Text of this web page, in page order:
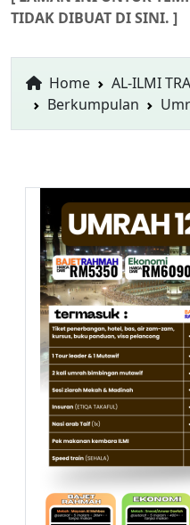
TIDAK DIBUAT DI SINI. ]
Home AL-ILMI
Berkumpulan